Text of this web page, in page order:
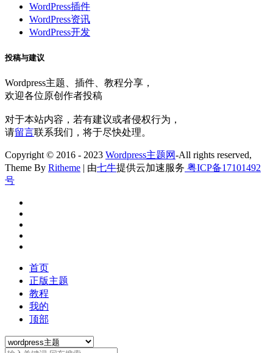
WordPress插件
WordPress资讯
WordPress开发
投稿与建议
Wordpress主题、插件、教程分享，
欢迎各位原创作者投稿
对于本站内容，若有建议或者侵权行为，
请留言联系我们，将于尽快处理。
Copyright © 2016 - 2023 Wordpress主题网-All rights reserved,
Theme By Ritheme | 由七牛提供云加速服务 粤ICP备17101492
号
首页
正版主题
教程
我的
顶部